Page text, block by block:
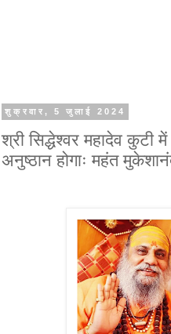
शुक्रवार, 5 जुलाई 2024
श्री सिद्धेश्वर महादेव कुटी
अनुष्ठान होगाः महंत